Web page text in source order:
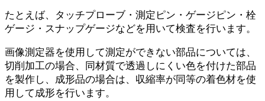
たとえば、タッチプローブ・測定ピン・ゲージピン・栓
ゲージ・スナップゲージなどを用いて検査を行います。
画像測定器を使用して測定ができない部品については、
切削加工の場合、同材質で透過しにくい色を付けた部品
を製作し、成形品の場合は、収縮率が同等の着色材を使
用して成形を行います。